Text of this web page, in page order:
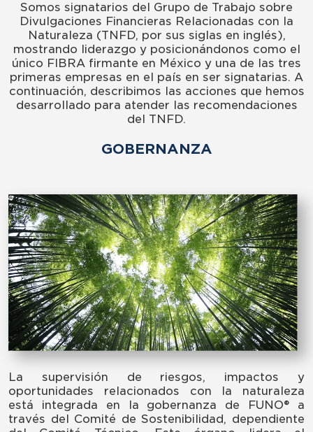
Somos signatarios del Grupo de Trabajo sobre
Divulgaciones Financieras Relacionadas con la
Naturaleza (TNFD, por sus siglas en inglés),
mostrando liderazgo y posicionándonos como el
único FIBRA firmante en México y una de las tres
primeras empresas en el país en ser signatarias. A
continuación, describimos las acciones que hemos
desarrollado para atender las recomendaciones
del TNFD.
GOBERNANZA
La supervisión de riesgos, impactos y
oportunidades relacionados con la naturaleza
está integrada en la gobernanza de FUNO® a
través del Comité de Sostenibilidad, dependiente